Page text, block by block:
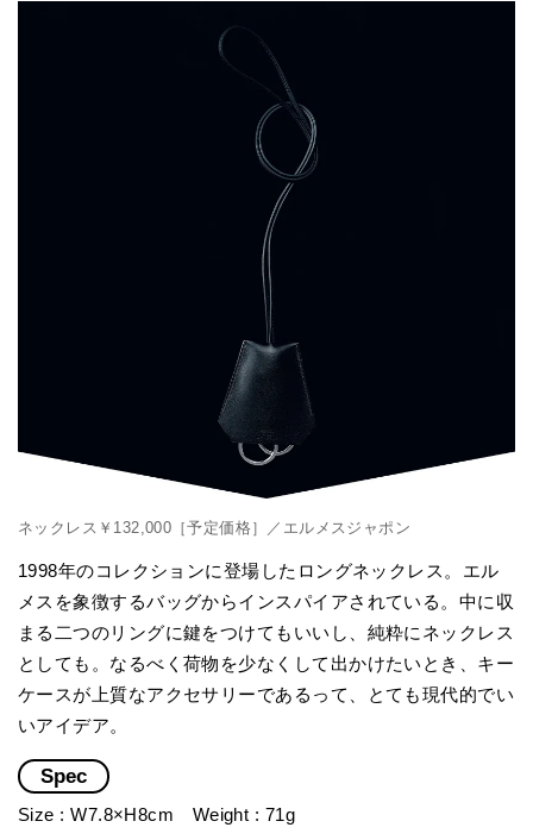
ネックレス￥132,000［予定価格］／エルメスジャポン
1998年のコレクションに登場したロングネックレス。エル
メスを象徴するバッグからインスパイアされている。中に収
まる二つのリングに鍵をつけてもいいし、純粋にネックレス
としても。なるべく荷物を少なくして出かけたいとき、キー
ケースが上質なアクセサリーであるって、とても現代的でい
いアイデア。
Spec
Size : W7.8×H8cm Weight : 71g